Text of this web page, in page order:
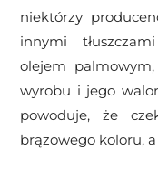
niektórzy
innymi
olejem
wyrobu i jego
powoduje, że
brązowego koloru,